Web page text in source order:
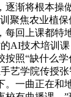
逐渐将根本操
聚焦农业植
每回上课都特
AI技术培训
按照“缺什么
艺学院传授张
。一曲正在和